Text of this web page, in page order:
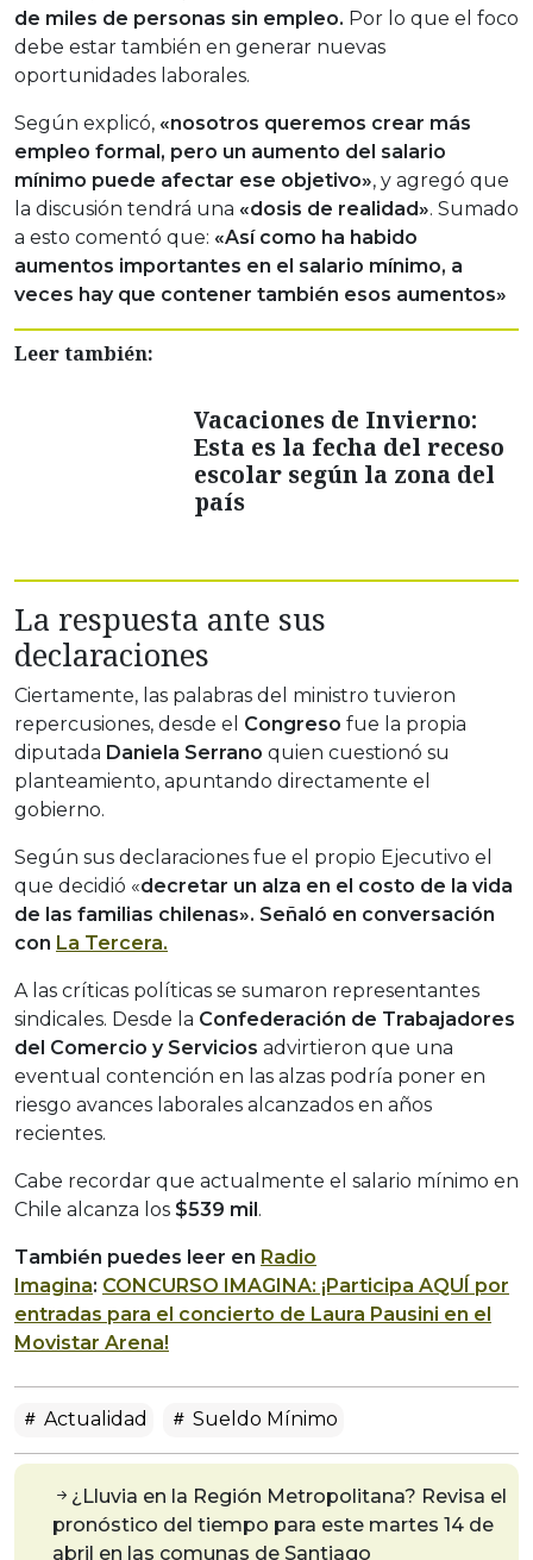
de miles de personas sin empleo. Por lo que el foco
debe estar también en generar nuevas
oportunidades laborales.
Según explicó, «nosotros queremos crear más
empleo formal, pero un aumento del salario
mínimo puede afectar ese objetivo», y agregó que
la discusión tendrá una «dosis de realidad». Sumado
a esto comentó que: «Así como ha habido
aumentos importantes en el salario mínimo, a
veces hay que contener también esos aumentos»
Leer también:
Vacaciones de Invierno:
Esta es la fecha del receso
escolar según la zona del
país
La respuesta ante sus
declaraciones
Ciertamente, las palabras del ministro tuvieron
repercusiones, desde el Congreso fue la propia
diputada Daniela Serrano quien cuestionó su
planteamiento, apuntando directamente el
gobierno.
Según sus declaraciones fue el propio Ejecutivo el
que decidió «decretar un alza en el costo de la vida
de las familias chilenas». Señaló en conversación
con La Tercera.
A las críticas políticas se sumaron representantes
sindicales. Desde la Confederación de Trabajadores
del Comercio y Servicios advirtieron que una
eventual contención en las alzas podría poner en
riesgo avances laborales alcanzados en años
recientes.
Cabe recordar que actualmente el salario mínimo en
Chile alcanza los $539 mil .
También puedes leer en Radio
Imagina: CONCURSO IMAGINA: ¡Participa AQUÍ por
entradas para el concierto de Laura Pausini en el
Movistar Arena!
Actualidad Sueldo Mínimo
¿Lluvia en la Región Metropolitana? Revisa el
pronóstico del tiempo para este martes 14 de
abril en las comunas de Santiago